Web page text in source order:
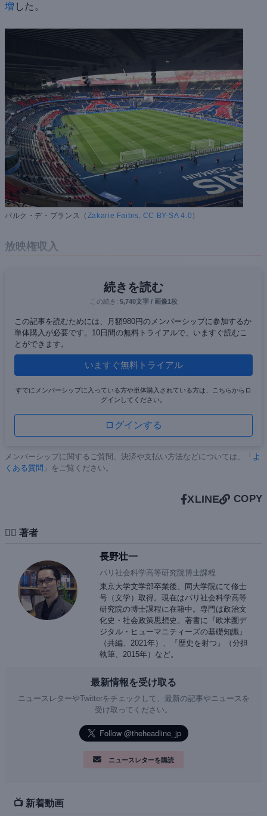
増 した。
パルク・デ・プランス（ Zakarie Faibis, CC BY-SA 4.0 ）
放映権収入
続きを読む
この続き: 5,740文字 / 画像1枚
この記事を読むためには、月額980円のメンバーシップに参加するか
単体購入が必要です。10日間の無料トライアルで、いますぐ読むこ
とができます。
いますぐ無料トライアル
すでにメンバーシップに入っている方や単体購入されている方は、こちらからロ
グインしてください。
ログインする
メンバーシップに関するご質問、決済や支払い方法などについては、「
よ
くある質問
」をご覧ください。
XLINE COPY
✍🏻 著者
長野壮一
パリ社会科学高等研究院博士課程
東京大学文学部卒業後、同大学院にて修士
号（文学）取得。現在はパリ社会科学高等
研究院の博士課程に在籍中。専門は政治文
化史・社会政策思想史。著書に『欧米圏デ
ジタル・ヒューマニティーズの基礎知識』
（共編、2021年）、『歴史を射つ』（分担
執筆、2015年）など。
最新情報を受け取る
ニュースレターやTwitterをチェックして、最新の記事やニュースを
受け取ってください。
ニュースレターを購読
📺 新着動画